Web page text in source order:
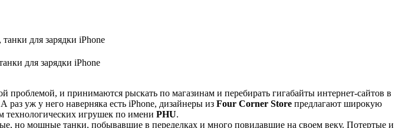
для зарядки iPhone
проблемой, и принимаются рыскать по магазинам и перебирать гигабайты интернет-сайтов в
уж у него наверняка есть iPhone, дизайнеры из Four Corner Store предлагают широкую
технологических игрушек по имени PHU.
но мощные танки, побывавшие в переделках и много повидавшие на своем веку. Потертые и